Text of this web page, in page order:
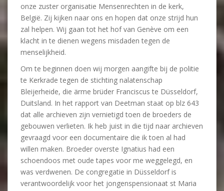
onze zuster organisatie Mensenrechten in de kerk,
België. Zij kijken naar ons en hopen dat onze strijd hun
zal helpen. Wij gaan tot het hof van Genève om een
klacht in te dienen wegens misdaden tegen de
menselijkheid.
Om te beginnen doen wij morgen aangifte bij de politie
te Kerkrade tegen de stichting nalatenschap
Bleijerheide, die ärme brüder Franciscus te Düsseldorf,
Duitsland. In het rapport van Deetman staat op blz 643
dat alle archieven zijn vernietigd toen de broeders de
gebouwen verlieten. Ik heb juist in die tijd naar archieven
gevraagd voor een documentaire die ik toen al had
willen maken. Broeder overste Ignatius had een
schoendoos met oude tapes voor me weggelegd, en
was verdwenen. De congregatie in Düsseldorf is
verantwoordelijk voor het jongenspensionaat st Maria